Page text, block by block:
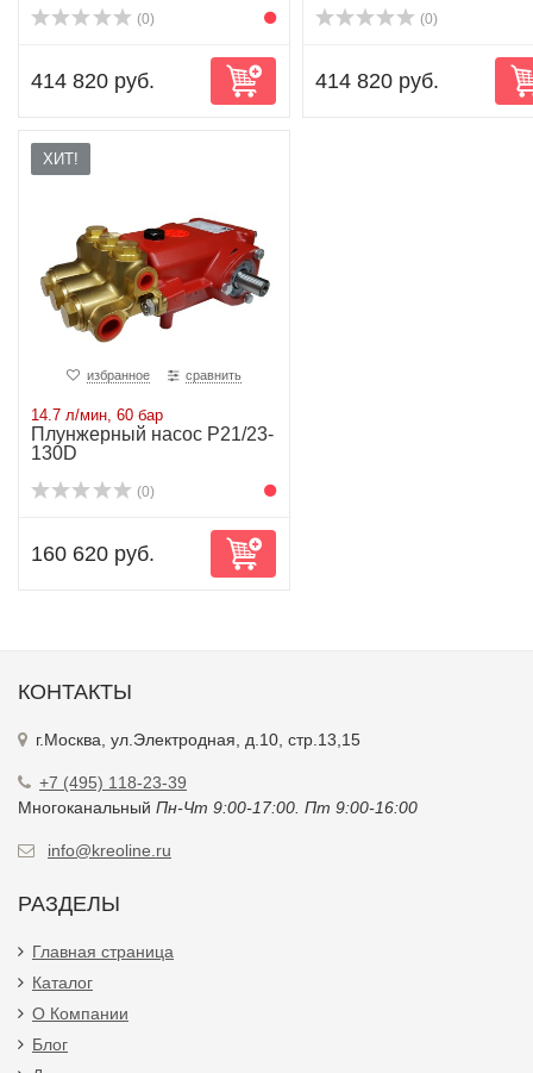
(0)
414 820 руб.
(0)
414 820 руб.
ХИТ!
избранное сравнить
14.7 л/мин, 60 бар
Плунжерный насос P21/23-
130D
(0)
160 620 руб.
КОНТАКТЫ
г.Москва, ул.Электродная, д.10, стр.13,15
+7 (495) 118-23-39
Многоканальный Пн-Чт 9:00-17:00. Пт 9:00-16:00
info@kreoline.ru
РАЗДЕЛЫ
Главная страница
Каталог
О Компании
Блог